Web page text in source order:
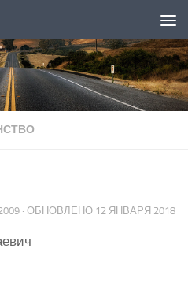
· ОБНОВЛЕНО 12 ЯНВАРЯ 2018